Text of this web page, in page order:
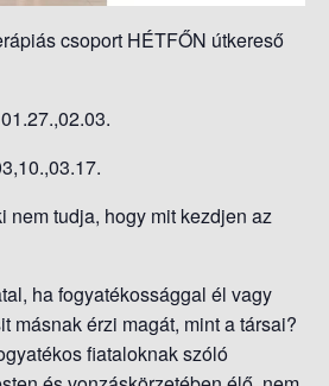
csoport HÉTFŐN útkereső
nem tudja, hogy mit kezdjen az
ha fogyatékossággal él vagy
másnak érzi magát, mint a társai?
fiataloknak szóló